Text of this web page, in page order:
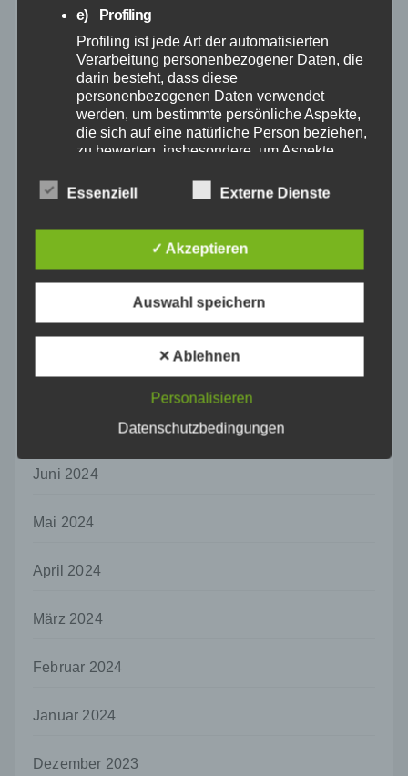
März 2025
Februar 2025
Januar 2025
Dezember 2024
November 2024
Oktober 2024
August 2024
Juni 2024
Mai 2024
April 2024
März 2024
Februar 2024
Januar 2024
Dezember 2023
e) Profiling
Profiling ist jede Art der automatisierten
Verarbeitung personenbezogener Daten, die
darin besteht, dass diese
personenbezogenen Daten verwendet
werden, um bestimmte persönliche Aspekte,
die sich auf eine natürliche Person beziehen,
zu bewerten, insbesondere, um Aspekte
Lage, Gesundheit, persönlicher Vorlieben,
natürlichen Person zu analysieren oder
personenbezogener Daten in einer Weise,
auf welche die personenbezogenen Daten
ohne Hinzuziehung zusätzlicher
Informationen nicht mehr einer spezifischen
können, sofern diese zusätzlichen
und technischen und organisatorischen
Maßnahmen unterliegen, die gewährleisten,
einer identifizierten oder identifizierbaren
g) Verantwortlicher oder für die Verarbeitung
Verantwortlicher oder für die Verarbeitung
oder andere Stelle, die allein oder
personenbezogenen Daten entscheidet.
Verarbeitung durch das Unionsrecht oder
Essenziell Externe Dienste
✓ Akzeptieren
Auswahl speichern
✕ Ablehnen
Personalisieren
Datenschutzbedingungen